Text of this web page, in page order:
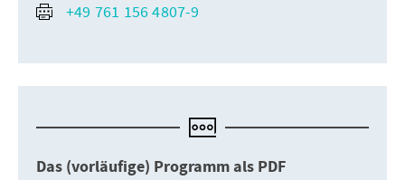
+49 761 156 4807-9
Das (vorläufige) Programm als PDF